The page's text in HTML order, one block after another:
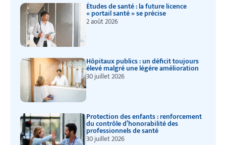
Études de santé : la future licence
« portail santé » se précise
2 août 2026
Hôpitaux publics : un déficit toujours
élevé malgré une légère amélioration
30 juillet 2026
Protection des enfants : renforcement
du contrôle d’honorabilité des
professionnels de santé
30 juillet 2026